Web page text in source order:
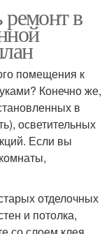
ремонт в
помещения к
Конечно же,
в
осветительных
Если вы
отделочных
и потолка,